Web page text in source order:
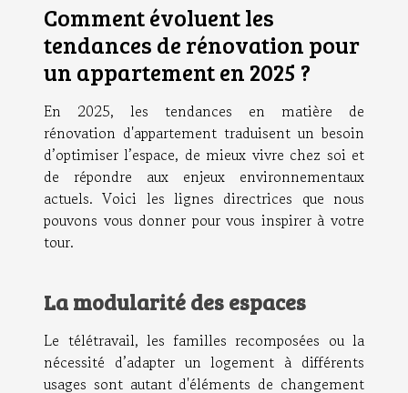
Comment évoluent les
tendances de rénovation pour
un appartement en 2025 ?
En 2025, les tendances en matière de
rénovation d'appartement traduisent un besoin
d’optimiser l’espace, de mieux vivre chez soi et
de répondre aux enjeux environnementaux
actuels. Voici les lignes directrices que nous
pouvons vous donner pour vous inspirer à votre
tour.
La modularité des espaces
Le télétravail, les familles recomposées ou la
nécessité d’adapter un logement à différents
usages sont autant d'éléments de changement